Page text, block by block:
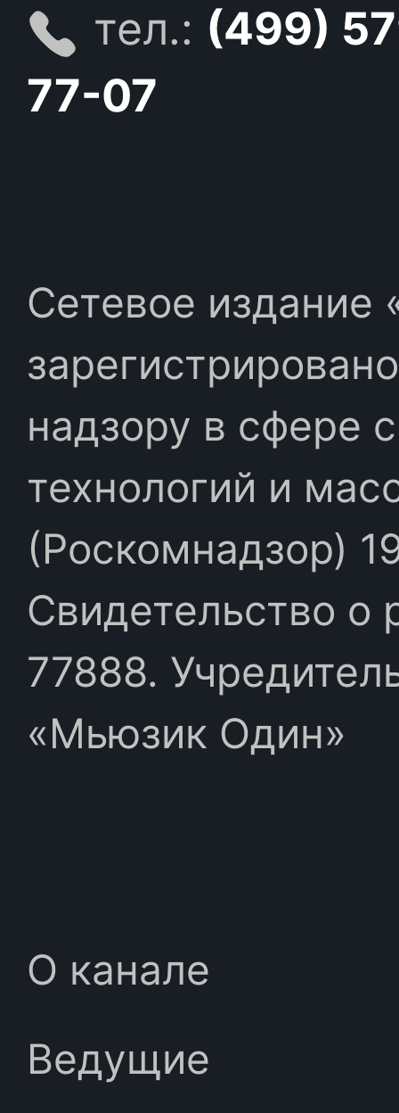
тел.: (499)
77-07
Сетевое издание
надзору в сфере
технологий и
(Роскомнадзор)
Свидетельство
77888.
«Мьюзик Один»
О канале
Ведущие